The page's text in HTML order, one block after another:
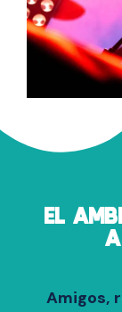
EL
Amigos,